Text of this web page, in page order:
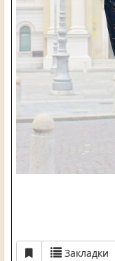
Закладки